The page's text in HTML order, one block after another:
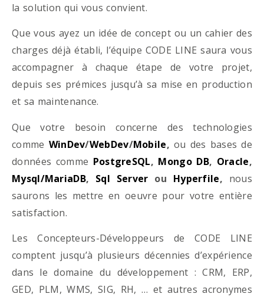
la solution qui vous convient.
Que vous ayez un idée de concept ou un cahier des
charges déjà établi, l’équipe CODE LINE saura vous
accompagner à chaque étape de votre projet,
depuis ses prémices jusqu’à sa mise en production
et sa maintenance.
Que votre besoin concerne des technologies
comme WinDev/WebDev/Mobile, ou des bases de
données comme PostgreSQL, Mongo DB, Oracle,
Mysql/MariaDB, Sql Server ou Hyperfile, nous
saurons les mettre en oeuvre pour votre entière
satisfaction.
Les Concepteurs-Développeurs de CODE LINE
comptent jusqu’à plusieurs décennies d’expérience
dans le domaine du développement : CRM, ERP,
GED, PLM, WMS, SIG, RH, … et autres acronymes